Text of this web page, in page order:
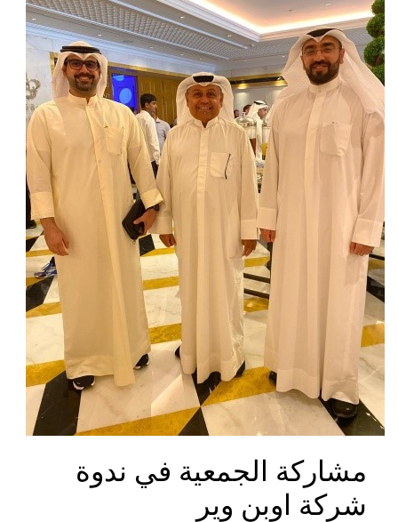
مشاركة الجمعية في ندوة
شركة اوبن وير